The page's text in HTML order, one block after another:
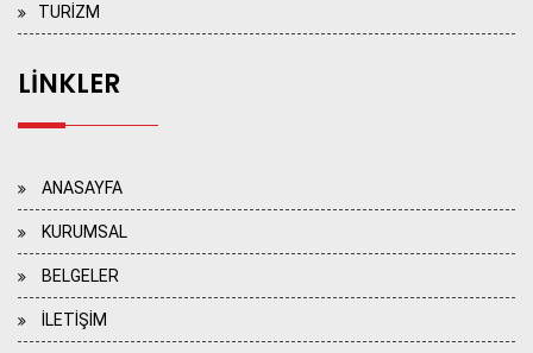
TURİZM
LİNKLER
ANASAYFA
KURUMSAL
BELGELER
İLETİŞİM